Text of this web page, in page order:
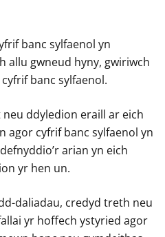
banc sylfaenol yn
allu gwneud hyny, gwiriwch
banc sylfaenol.
ddyledion eraill ar eich
agor cyfrif banc sylfaenol yn
arian yn eich
yr hen un.
daliadau, credyd treth neu
yr hoffech ystyried agor